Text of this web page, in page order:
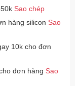
Sao chép
hàng silicon Sao
10k cho đơn
đơn hàng Sao